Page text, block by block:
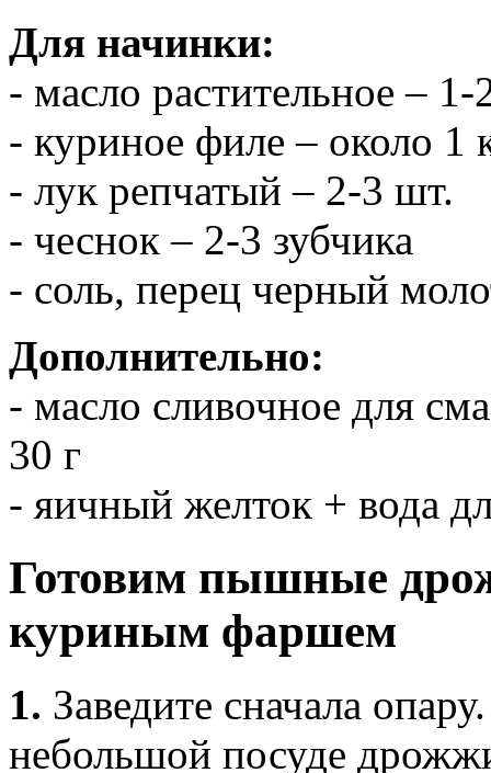
Для начинки:
- масло растительное –
- куриное филе – около 1
- лук репчатый – 2-3 шт.
- чеснок – 2-3 зубчика
- соль, перец черный
Дополнительно:
- масло сливочное для
30 г
- яичный желток + вода
Готовим пышные
куриным фаршем
1. Заведите сначала
небольшой посуде